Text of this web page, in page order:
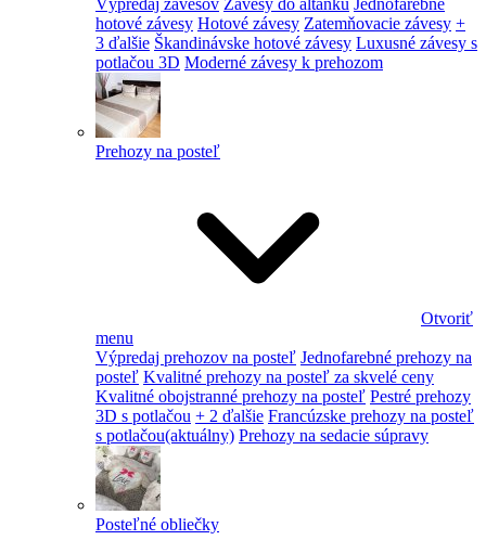
Výpredaj závesov Závesy do altánku Jednofarebné
hotové závesy Hotové závesy Zatemňovacie závesy +
3 ďalšie Škandinávske hotové závesy Luxusné závesy s
potlačou 3D Moderné závesy k prehozom
Prehozy na posteľ
Otvoriť
menu
Výpredaj prehozov na posteľ Jednofarebné prehozy na
posteľ Kvalitné prehozy na posteľ za skvelé ceny
Kvalitné obojstranné prehozy na posteľ Pestré prehozy
3D s potlačou + 2 ďalšie Francúzske prehozy na posteľ
s potlačou(aktuálny) Prehozy na sedacie súpravy
Posteľné obliečky